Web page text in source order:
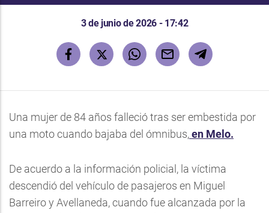
3 de junio de 2026 - 17:42
Una mujer de 84 años falleció tras ser embestida por
una moto cuando bajaba del ómnibus,en Melo.
De acuerdo a la información policial, la víctima
descendió del vehículo de pasajeros en Miguel
Barreiro y Avellaneda, cuando fue alcanzada por la